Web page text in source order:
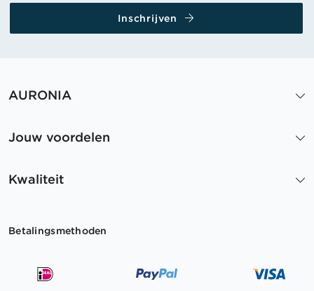
Inschrijven
AURONIA
Jouw voordelen
Kwaliteit
Betalingsmethoden